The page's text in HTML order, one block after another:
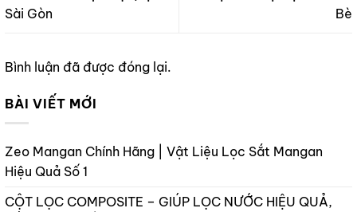
Sài Gòn
Bè
Bình luận đã được đóng lại.
BÀI VIẾT MỚI
Zeo Mangan Chính Hãng | Vật Liệu Lọc Sắt Mangan
Hiệu Quả Số 1
CỘT LỌC COMPOSITE – GIÚP LỌC NƯỚC HIỆU QUẢ,